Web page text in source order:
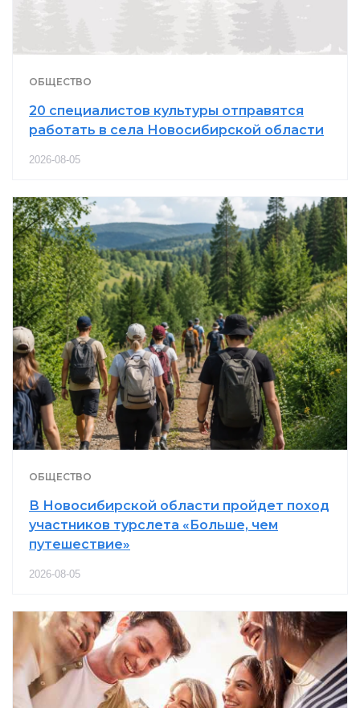
ОБЩЕСТВО
20 специалистов культуры отправятся
работать в села Новосибирской области
2026-08-05
ОБЩЕСТВО
В Новосибирской области пройдет поход
участников турслета «Больше, чем
путешествие»
2026-08-05